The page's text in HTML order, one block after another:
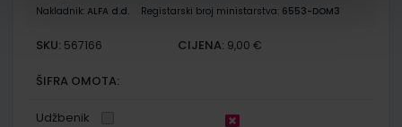
Nakladnik: ALFA d.d. Registarski broj ministarstva: 6553-DOM3
SKU: 567166 CIJENA: 9,00 €
ŠIFRA OMOTA:
Udžbenik